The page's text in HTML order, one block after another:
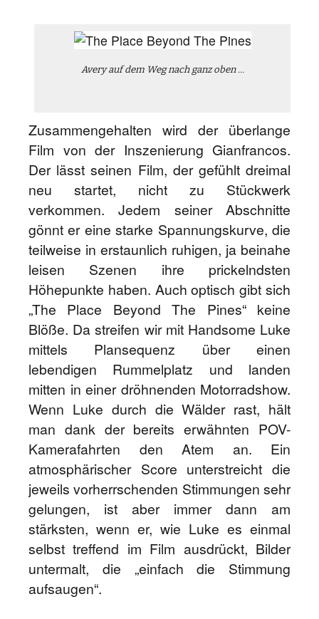
Avery auf dem Weg nach ganz oben …
Zusammengehalten wird der überlange
Film von der Inszenierung Gianfrancos.
Der lässt seinen Film, der gefühlt dreimal
neu startet, nicht zu Stückwerk
verkommen. Jedem seiner Abschnitte
gönnt er eine starke Spannungskurve, die
teilweise in erstaunlich ruhigen, ja beinahe
leisen Szenen ihre prickelndsten
Höhepunkte haben. Auch optisch gibt sich
„The Place Beyond The Pines“ keine
Blöße. Da streifen wir mit Handsome Luke
mittels Plansequenz über einen
lebendigen Rummelplatz und landen
mitten in einer dröhnenden Motorradshow.
Wenn Luke durch die Wälder rast, hält
man dank der bereits erwähnten POV-
Kamerafahrten den Atem an. Ein
atmosphärischer Score unterstreicht die
jeweils vorherrschenden Stimmungen sehr
gelungen, ist aber immer dann am
stärksten, wenn er, wie Luke es einmal
selbst treffend im Film ausdrückt, Bilder
untermalt, die „einfach die Stimmung
aufsaugen“.